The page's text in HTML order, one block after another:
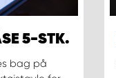
5-STK.
bag på